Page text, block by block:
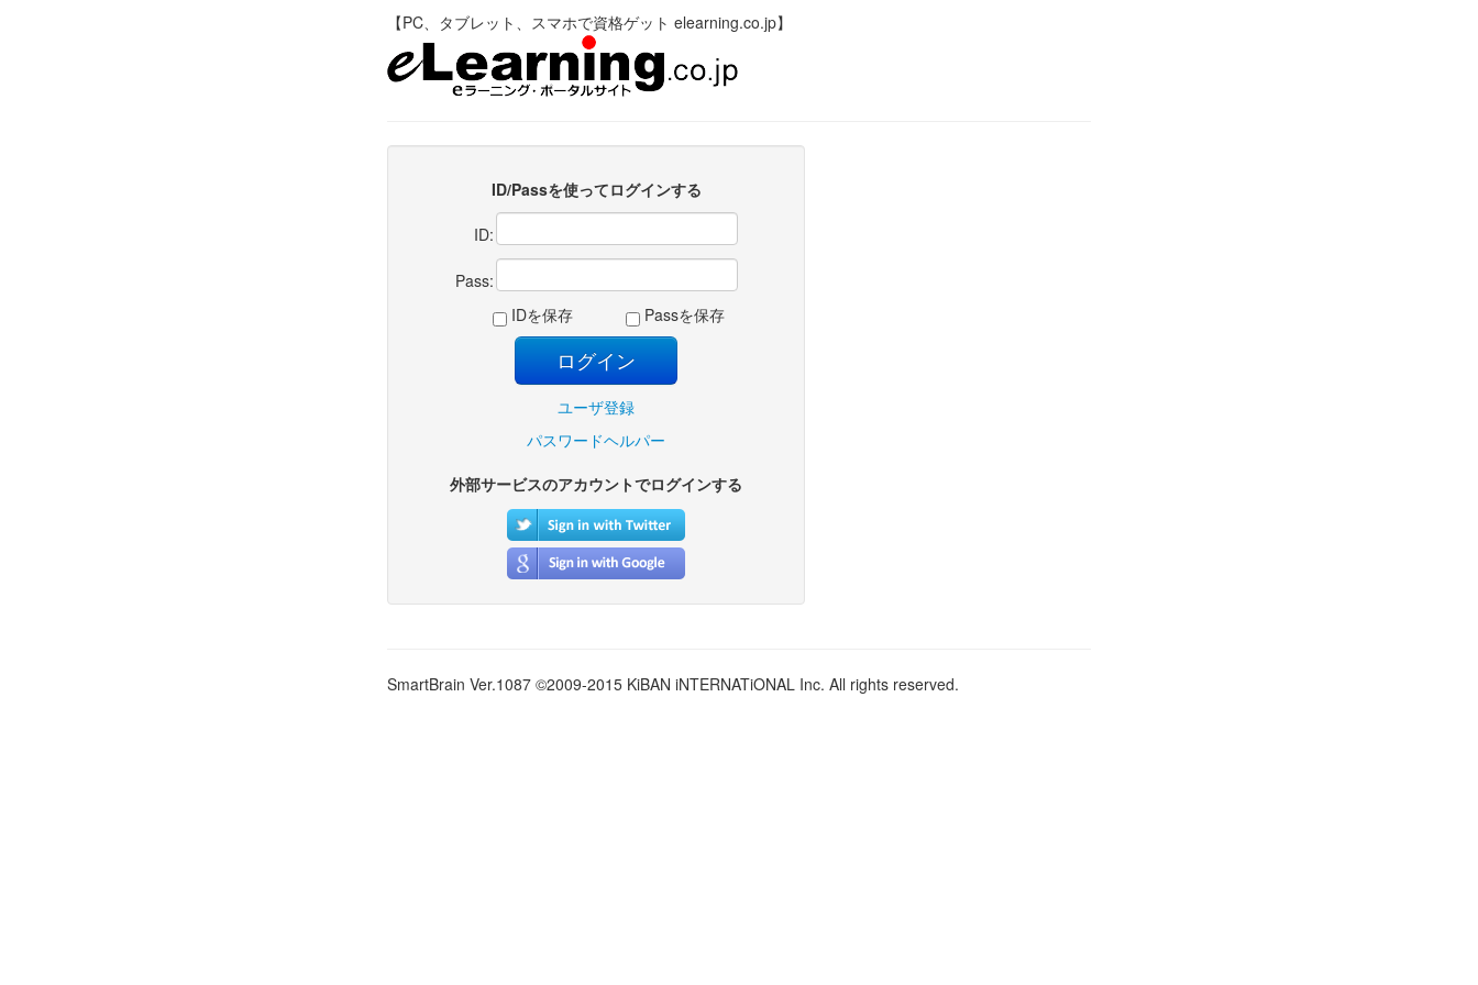
【PC、タブレット、スマホで資格ゲット elearning.co.jp】
ID/Passを使ってログインする
ID:
Pass:
IDを保存
Passを保存
ユーザ登録
パスワードヘルパー
外部サービスのアカウントでログインする
SmartBrain Ver.1087 ©2009-2015 KiBAN iNTERNATiONAL Inc. All rights reserved.